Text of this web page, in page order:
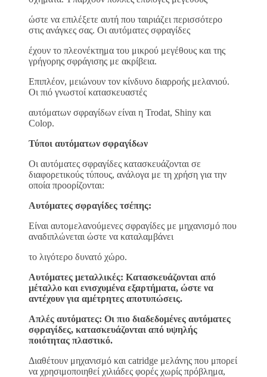
ώστε να επιλέξετε αυτή που ταιριάζει περισσότερο
στις ανάγκες σας. Οι αυτόματες σφραγίδες
έχουν το πλεονέκτημα του μικρού μεγέθους και της
γρήγορης σφράγισης με ακρίβεια.
Επιπλέον, μειώνουν τον κίνδυνο διαρροής μελανιού.
Οι πιό γνωστοί κατασκευαστές
αυτόματων σφραγίδων είναι η Trodat, Shiny και
Colop.
Τύποι αυτόματων σφραγίδων
Οι αυτόματες σφραγίδες κατασκευάζονται σε
διαφορετικούς τύπους, ανάλογα με τη χρήση για την
οποία προορίζονται:
Αυτόματες σφραγίδες τσέπης:
Είναι αυτομελανούμενες σφραγίδες με μηχανισμό που
αναδιπλώνεται ώστε να καταλαμβάνει
το λιγότερο δυνατό χώρο.
Αυτόματες μεταλλικές: Κατασκευάζονται από
μέταλλο και ενισχυμένα εξαρτήματα, ώστε να
αντέχουν για αμέτρητες αποτυπώσεις.
Απλές αυτόματες: Οι πιο διαδεδομένες αυτόματες
σφραγίδες, κατασκευάζονται από υψηλής
ποιότητας πλαστικό.
Διαθέτουν μηχανισμό και catridge μελάνης που μπορεί
να χρησιμοποιηθεί χιλιάδες φορές χωρίς πρόβλημα,